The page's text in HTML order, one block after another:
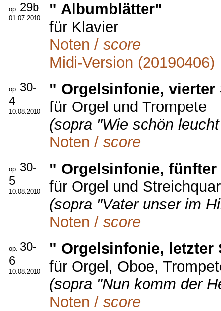
op. 29b
01.07.2010
" Albumblätter"
für Klavier
Noten / score
Midi-Version (20190406)
op. 30-
4
10.08.2010
" Orgelsinfonie, vierter
für Orgel und Trompete
(sopra "Wie schön
Noten / score
op. 30-
5
10.08.2010
" Orgelsinfonie, fünfter
für Orgel und
(sopra "Vater unser im
Noten / score
op. 30-
6
10.08.2010
" Orgelsinfonie, letzter
für Orgel, Oboe,
(sopra "Nun komm der
Noten / score